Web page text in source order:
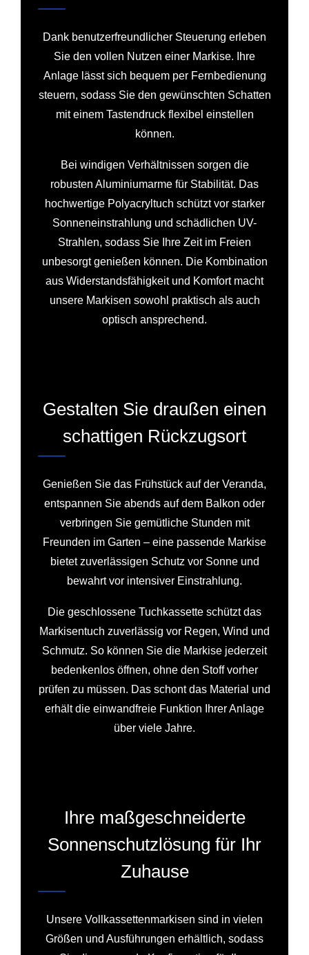
Dank benutzerfreundlicher Steuerung erleben
Sie den vollen Nutzen einer Markise. Ihre
Anlage lässt sich bequem per Fernbedienung
steuern, sodass Sie den gewünschten Schatten
mit einem Tastendruck flexibel einstellen
können.
Bei windigen Verhältnissen sorgen die
robusten Aluminiumarme für Stabilität. Das
hochwertige Polyacryltuch schützt vor starker
Sonneneinstrahlung und schädlichen UV-
Strahlen, sodass Sie Ihre Zeit im Freien
unbesorgt genießen können. Die Kombination
aus Widerstandsfähigkeit und Komfort macht
unsere Markisen sowohl praktisch als auch
optisch ansprechend.
Gestalten Sie draußen einen
schattigen Rückzugsort
Genießen Sie das Frühstück auf der Veranda,
entspannen Sie abends auf dem Balkon oder
verbringen Sie gemütliche Stunden mit
Freunden im Garten – eine passende Markise
bietet zuverlässigen Schutz vor Sonne und
bewahrt vor intensiver Einstrahlung.
Die geschlossene Tuchkassette schützt das
Markisentuch zuverlässig vor Regen, Wind und
Schmutz. So können Sie die Markise jederzeit
bedenkenlos öffnen, ohne den Stoff vorher
prüfen zu müssen. Das schont das Material und
erhält die einwandfreie Funktion Ihrer Anlage
über viele Jahre.
Ihre maßgeschneiderte
Sonnenschutzlösung für Ihr
Zuhause
Unsere Vollkassettenmarkisen sind in vielen
Größen und Ausführungen erhältlich, sodass